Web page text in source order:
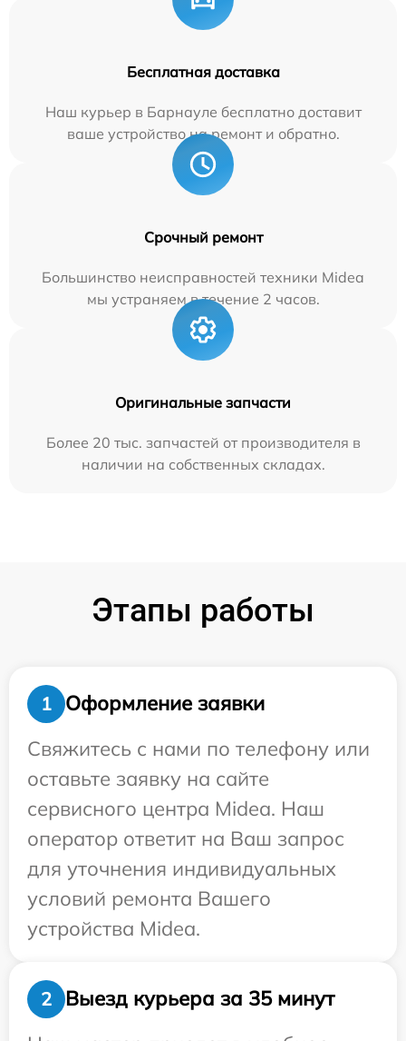
Бесплатная доставка
Наш курьер в Барнауле бесплатно доставит
ваше устройство на ремонт и обратно.
Срочный ремонт
Большинство неисправностей техники Midea
мы устраняем в течение 2 часов.
Оригинальные запчасти
Более 20 тыс. запчастей от производителя в
наличии на собственных складах.
Этапы работы
1
Оформление заявки
Свяжитесь с нами по телефону или
оставьте заявку на сайте
сервисного центра Midea. Наш
оператор ответит на Ваш запрос
для уточнения индивидуальных
условий ремонта Вашего
устройства Midea.
2
Выезд курьера за 35 минут